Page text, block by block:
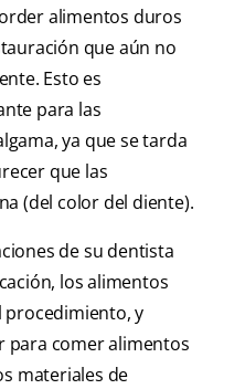
alimentos duros
que aún no
Esto es
para las
ya que se tarda
que las
(del color del diente).
de su dentista
los alimentos
procedimiento, y
para comer alimentos
materiales de